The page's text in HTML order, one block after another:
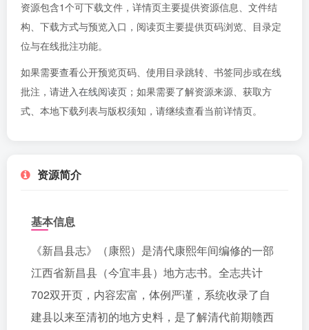
资源包含1个可下载文件，详情页主要提供资源信息、文件结
构、下载方式与预览入口，阅读页主要提供页码浏览、目录定
位与在线批注功能。
如果需要查看公开预览页码、使用目录跳转、书签同步或在线
批注，请进入在线阅读页 ；如果需要了解资源来源、获取方
式、本地下载列表与版权须知，请继续查看当前详情页。
资源简介
基本信息
《新昌县志》（康熙）是清代康熙年间编修的一部
江西省新昌县（今宜丰县）地方志书。全志共计
702双开页，内容宏富，体例严谨，系统收录了自
建县以来至清初的地方史料，是了解清代前期赣西